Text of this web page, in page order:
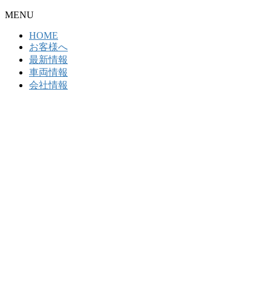
MENU
HOME
お客様へ
最新情報
車両情報
会社情報